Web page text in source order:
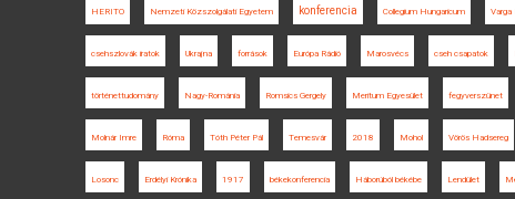
HERITO Nemzeti Közszolgálati Egyetem konferencia Collegium Hungaricum Varga
csehszlovák iratok Ukrajna források Európa Rádió Marosvécs cseh csapatok
történettudomány Nagy-Románia Romsics Gergely Meritum Egyesület fegyverszünet
Molnár Imre Róma Tóth Péter Pál Temesvár 2018 Mohol Vörös Hadsereg
Losonc Erdélyi Krónika 1917 békekonferencia Háborúból békébe Lendület